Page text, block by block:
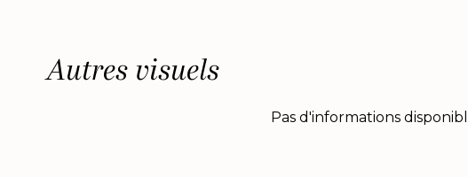
Autres visuels
Pas d'informations